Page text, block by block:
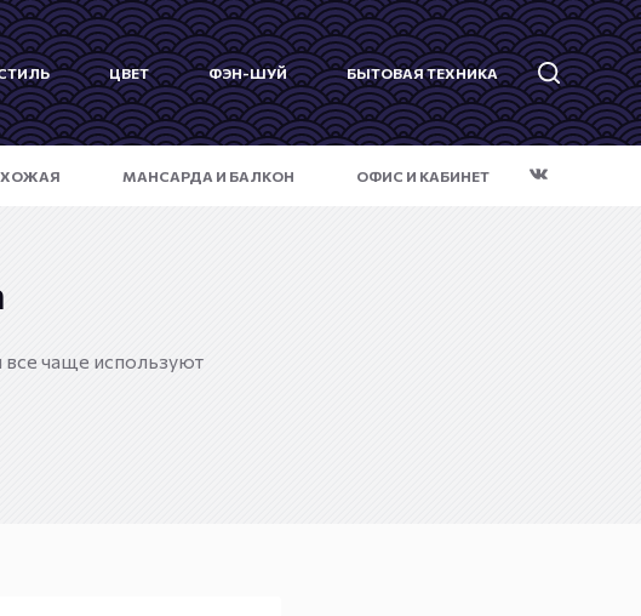
ЦВЕТ ФЭН-ШУЙ БЫТОВАЯ ТЕХНИКА
МАНСАРДА И БАЛКОН ОФИС И КАБИНЕТ
чаще используют